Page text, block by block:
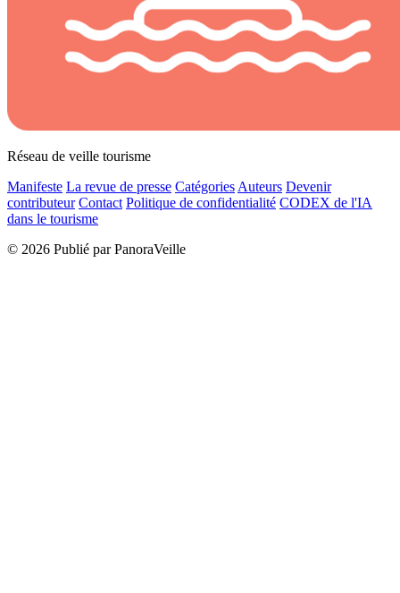
Réseau de veille tourisme
Manifeste La revue de presse Catégories Auteurs Devenir
contributeur Contact Politique de confidentialité CODEX de l'IA
dans le tourisme
© 2026 Publié par PanoraVeille